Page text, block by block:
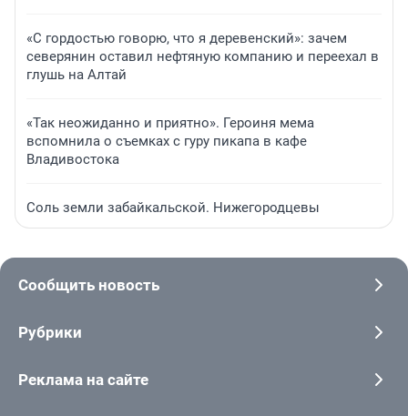
«С гордостью говорю, что я деревенский»: зачем
северянин оставил нефтяную компанию и переехал в
глушь на Алтай
«Так неожиданно и приятно». Героиня мема
вспомнила о съемках с гуру пикапа в кафе
Владивостока
Соль земли забайкальской. Нижегородцевы
Сообщить новость
Рубрики
Реклама на сайте